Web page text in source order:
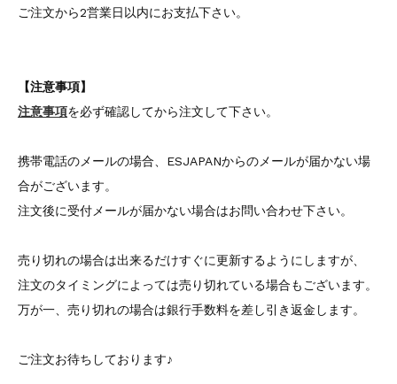
ご注文から2営業日以内にお支払下さい。
【注意事項】
注意事項を必ず確認してから注文して下さい。
携帯電話のメールの場合、ESJAPANからのメールが届かない場
合がございます。
注文後に受付メールが届かない場合はお問い合わせ下さい。
売り切れの場合は出来るだけすぐに更新するようにしますが、
注文のタイミングによっては売り切れている場合もございます。
万が一、売り切れの場合は銀行手数料を差し引き返金します。
ご注文お待ちしております♪